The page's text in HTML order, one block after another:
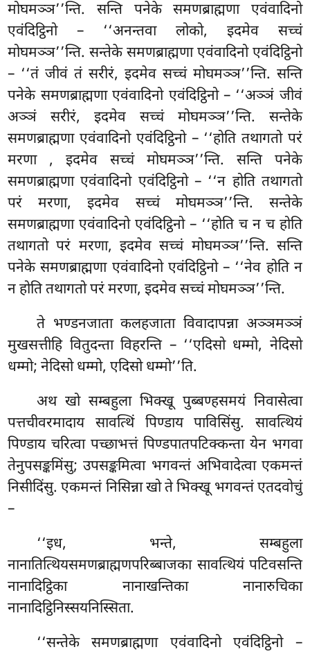
मोघमञ्ञ’’न्ति. सन्ति पनेके समणब्राह्मणा एवंवादिनो
एवंदिट्ठिनो – ‘‘अनन्तवा लोको, इदमेव सच्चं
मोघमञ्ञ’’न्ति. सन्तेके समणब्राह्मणा एवंवादिनो एवंदिट्ठिनो
– ‘‘तं जीवं तं सरीरं, इदमेव सच्चं मोघमञ्ञ’’न्ति. सन्ति
पनेके समणब्राह्मणा एवंवादिनो एवंदिट्ठिनो – ‘‘अञ्ञं जीवं
अञ्ञं सरीरं, इदमेव सच्चं मोघमञ्ञ’’न्ति. सन्तेके
समणब्राह्मणा एवंवादिनो एवंदिट्ठिनो – ‘‘होति तथागतो परं
मरणा , इदमेव सच्चं मोघमञ्ञ’’न्ति. सन्ति पनेके
समणब्राह्मणा एवंवादिनो एवंदिट्ठिनो – ‘‘न होति तथागतो
परं मरणा, इदमेव सच्चं मोघमञ्ञ’’न्ति. सन्तेके
समणब्राह्मणा एवंवादिनो एवंदिट्ठिनो – ‘‘होति च न च होति
तथागतो परं मरणा, इदमेव सच्चं मोघमञ्ञ’’न्ति. सन्ति
पनेकेसमणब्राह्मणा एवंवादिनो एवंदिट्ठिनो – ‘‘नेव होति न
न होति तथागतो परं मरणा, इदमेव सच्चं मोघमञ्ञ’’न्ति.
ते भण्डनजाताकलहजाता विवादापन्ना अञ्ञमञ्ञं
मुखसत्तीहि वितुदन्ता विहरन्ति – ‘‘एदिसो धम्मो, नेदिसो
धम्मो; नेदिसो धम्मो, एदिसो धम्मो’’ति.
अथ खो सम्बहुला भिक्खू पुब्बण्हसमयं निवासेत्वा
पत्तचीवरमादाय सावत्थिं पिण्डाय पाविसिंसु. सावत्थियं
पिण्डाय चरित्वा पच्छाभत्तं पिण्डपातपटिक्कन्ता येन भगवा
तेनुपसङ्कमिंसु; उपसङ्कमित्वा भगवन्तं अभिवादेत्वा एकमन्तं
निसीदिंसु. एकमन्तं निसिन्ना खो ते भिक्खू भगवन्तं एतदवोचुं
–
‘‘इध, भन्ते, सम्बहुला
नानातित्थियसमणब्राह्मणपरिब्बाजका सावत्थियं पटिवसन्ति
नानादिट्ठिका नानाखन्तिका नानारुचिका
नानादिट्ठिनिस्सयनिस्सिता.
‘‘सन्तेके समणब्राह्मणा एवंवादिनो एवंदिट्ठिनो –